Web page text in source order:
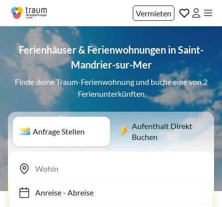
Vermieten
Ferienhäuser & Ferienwohnungen in Saint-
Mandrier-sur-Mer
Finde deine Traum-Ferienwohnung und buche eine von 2
Ferienunterkünften
Anfrage Stellen
Aufenthalt Direkt
Buchen
Anreise- Abreise